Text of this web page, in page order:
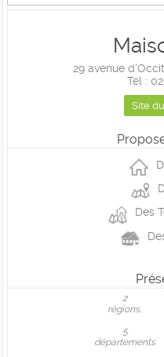
29 avenue
Tél :
Site
Des
2
règions,
5
départements